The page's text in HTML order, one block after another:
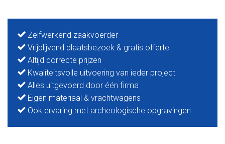
Zelfwerkend zaakvoerder
Vrijblijvend plaatsbezoek & gratis offerte
Altijd correcte prijzen
Kwaliteitsvolle uitvoering van ieder project
Alles uitgevoerd door één firma
Eigen materiaal & vrachtwagens
Ook ervaring met archeologische opgravingen